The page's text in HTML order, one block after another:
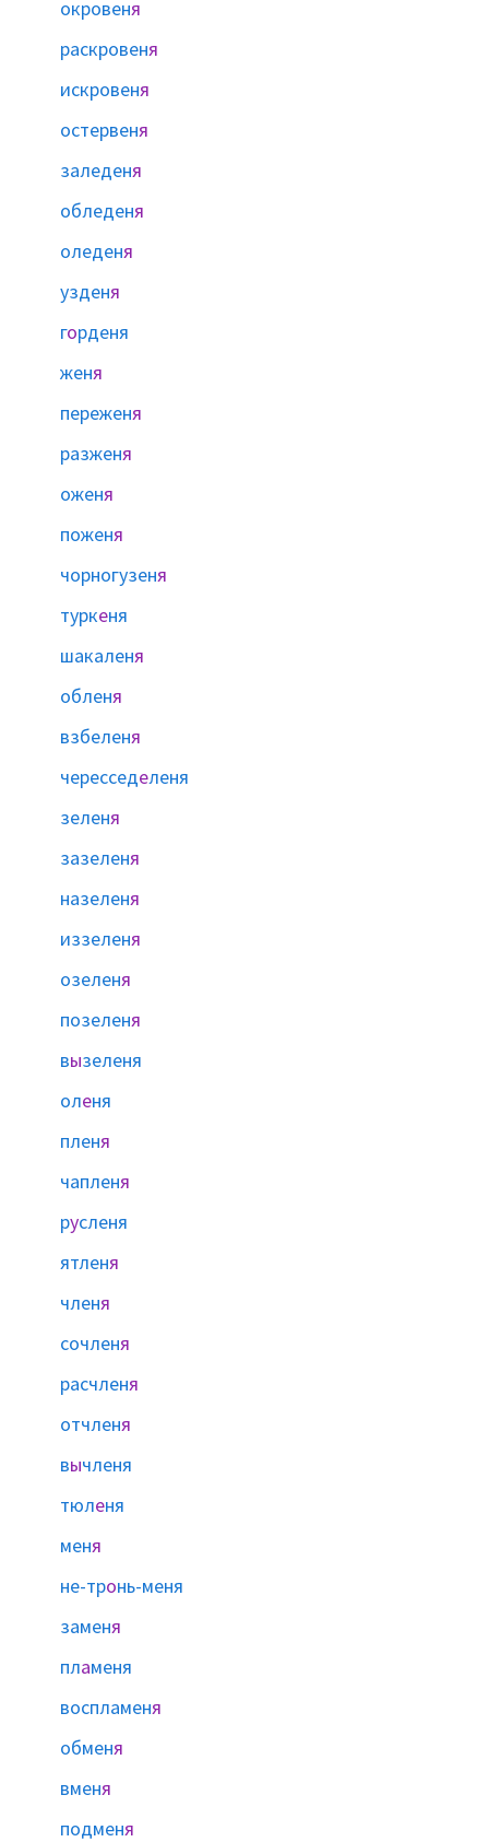
окровеня
раскровеня
искровеня
остервеня
заледеня
обледеня
оледеня
узденя
горденя
женя
переженя
разженя
оженя
поженя
чорногузеня
туркеня
шакаленя
обленя
взбеленя
чересседеленя
зеленя
зазеленя
назеленя
иззеленя
озеленя
позеленя
вызеленя
оленя
пленя
чапленя
русленя
ятленя
членя
сочленя
расчленя
отчленя
вычленя
тюленя
меня
не-тронь-меня
заменя
пламеня
воспламеня
обменя
вменя
подменя